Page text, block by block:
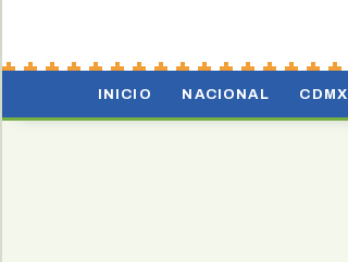
INICIO NACIONAL CDMX